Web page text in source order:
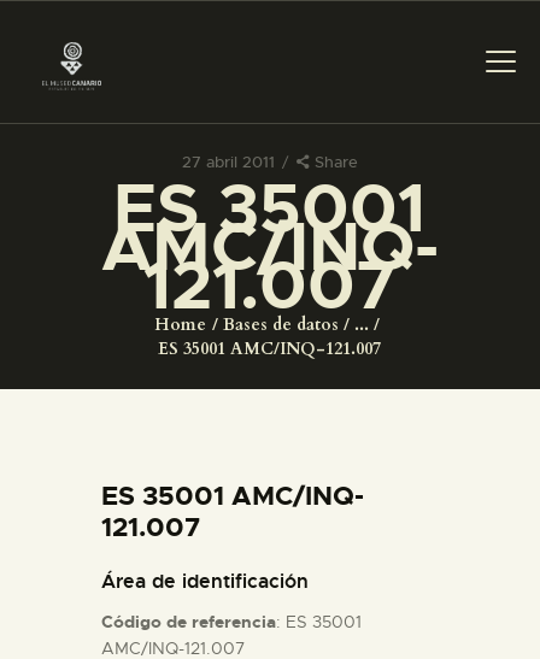
27 abril 2011 Share
ES 35001
AMC/INQ-
121.007
Home Bases de datos
...
ES 35001 AMC/INQ-121.007
PREPARAR LA VISITA
ACTIVIDADES
COLECCIONES
ESPAÑOL
ES 35001 AMC/INQ-
121.007
Área de identificación
Código de referencia: ES 35001
AMC/INQ-121.007